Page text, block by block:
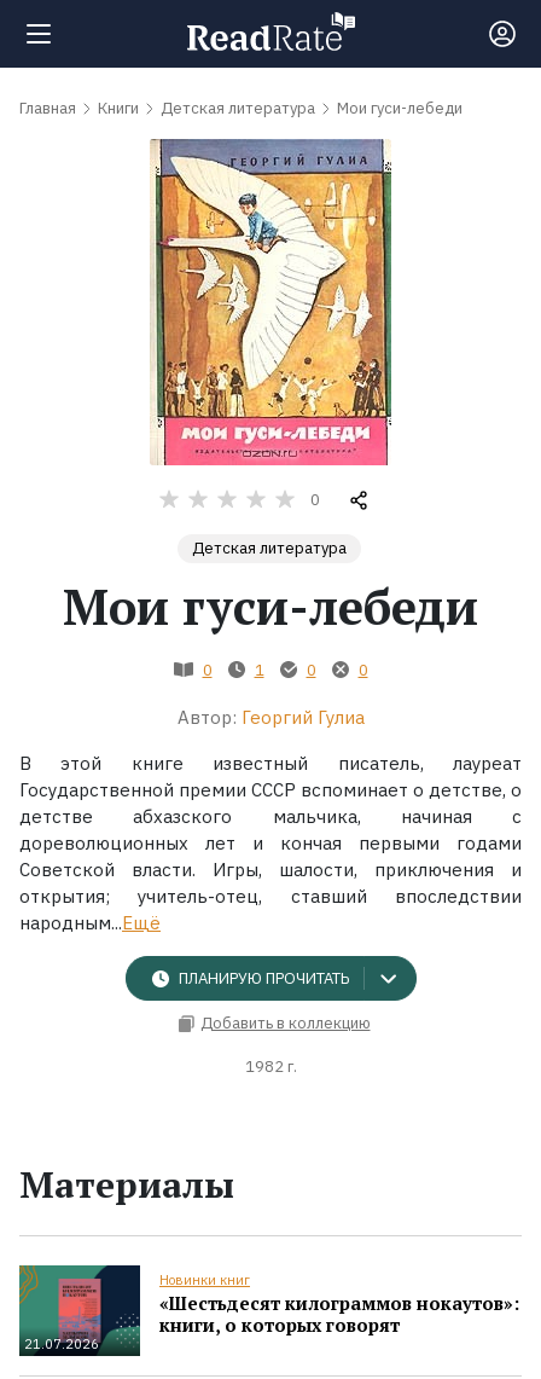
Поиск
обсуждаемые
Жанры
Коллекции
Главная Книги Детская литература Мои гуси-лебеди
0
Детская литература
Мои гуси-лебеди
0 1 0 0
Автор: Георгий Гулиа
В этой книге известный писатель, лауреат
Государственной премии СССР вспоминает о детстве, о
детстве абхазского мальчика, начиная с
дореволюционных лет и кончая первыми годами
Советской власти. Игры, шалости, приключения и
открытия; учитель-отец, ставший впоследствии
народным...Ещё
ПЛАНИРУЮ ПРОЧИТАТЬ
Добавить в коллекцию
1982 г.
Материалы
21.07.2026
Новинки книг
«Шестьдесят килограммов нокаутов»:
книги, о которых говорят